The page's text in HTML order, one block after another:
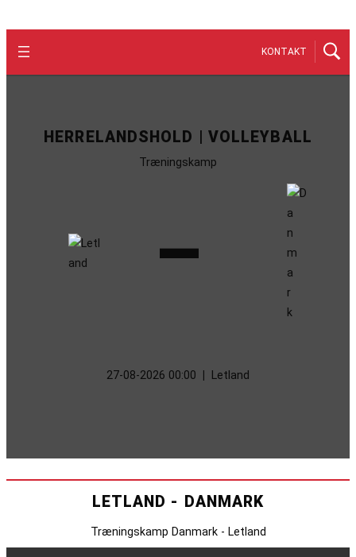
KONTAKT
HERRELANDSHOLD | VOLLEYBALL
Træningskamp
–
27-08-2026 00:00 Letland
LETLAND - DANMARK
Træningskamp Danmark - Letland